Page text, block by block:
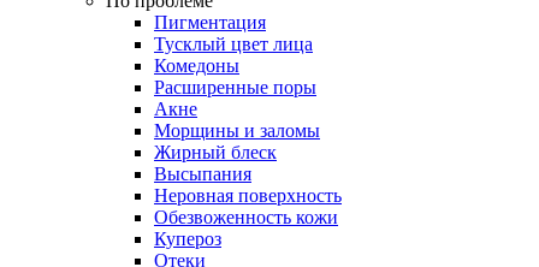
Пигментация
Тусклый цвет лица
Комедоны
Расширенные поры
Акне
Морщины и заломы
Жирный блеск
Высыпания
Неровная поверхность
Обезвоженность кожи
Купероз
Отеки